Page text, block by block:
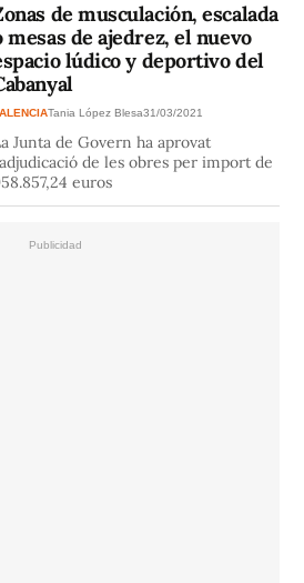
de musculación, escalada
mesas de ajedrez, el nuevo
lúdico y deportivo del
Tania López Blesa31/03/2021
Junta de Govern ha aprovat
de les obres per import de
euros